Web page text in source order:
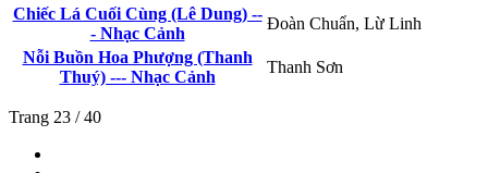
Chiếc Lá Cuối Cùng (Lê Dung) --
- Nhạc Cảnh
Đoàn Chuẩn, Lừ Linh
Nỗi Buồn Hoa Phượng (Thanh
Thuý) --- Nhạc Cảnh
Thanh Sơn
Trang 23 / 40